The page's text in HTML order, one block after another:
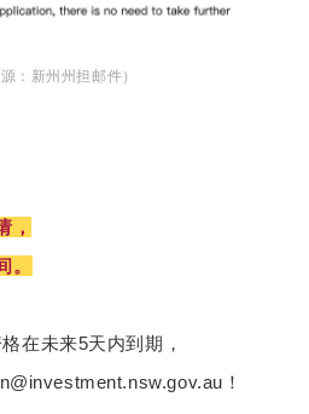
源：新州州担邮件）
，
。
在未来5天内到期，
！